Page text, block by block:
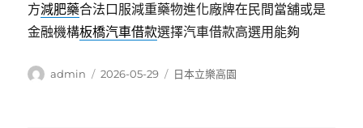
方減肥藥合法口服減重藥物進化廠牌在民間當舖或是
金融機構板橋汽車借款選擇汽車借款高選用能夠
作
admin
發
2026-05-29
分
日本立樂高園